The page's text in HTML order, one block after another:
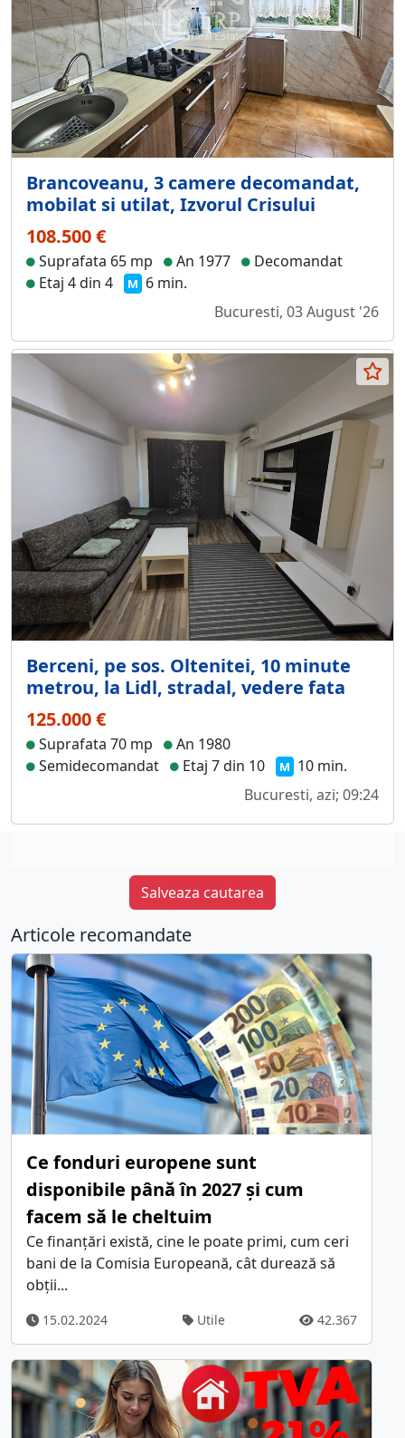
Brancoveanu, 3 camere decomandat,
mobilat si utilat, Izvorul Crisului
108.500 €
Suprafata 65 mp An 1977
Decomandat
Etaj 4 din 4
M 6 min.
Bucuresti, 03 August '26
Berceni, pe sos. Oltenitei, 10 minute
metrou, la Lidl, stradal, vedere fata
125.000 €
Suprafata 70 mp
An 1980
Semidecomandat
Etaj 7 din 10 M 10 min.
Bucuresti, azi; 09:24
Salveaza cautarea
Articole recomandate
Ce fonduri europene sunt
disponibile până în 2027 și cum
facem să le cheltuim
Ce finanțări există, cine le poate primi, cum ceri
bani de la Comisia Europeană, cât durează să
obții...
15.02.2024 Utile 42.367